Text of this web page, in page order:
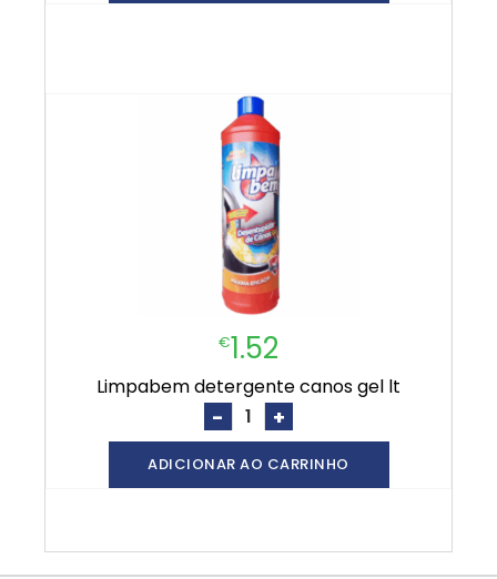
€1.52
limpabem detergente canos gel lt
- +
ADICIONAR AO CARRINHO